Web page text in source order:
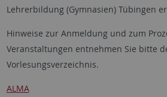
Lehrerbildung (Gymnasien) Tübingen
Hinweise zur Anmeldung und zum
Veranstaltungen entnehmen Sie bitte
Vorlesungsverzeichnis.
ALMA